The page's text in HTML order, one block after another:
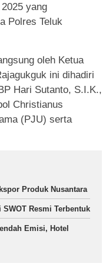
yang
Polres Teluk
oleh Ketua
ini dihadiri
Hari Sutanto, S.I.K.,
Christianus
(PJU) serta
Produk Nusantara
Resmi Terbentuk
Emisi, Hotel